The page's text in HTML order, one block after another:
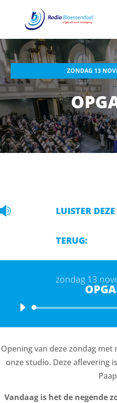
ZONDAG 13
 LUISTER
TERUG:
zondag 13
Opening van deze zondag
onze studio. Deze aflevering
Vandaag is het de negende